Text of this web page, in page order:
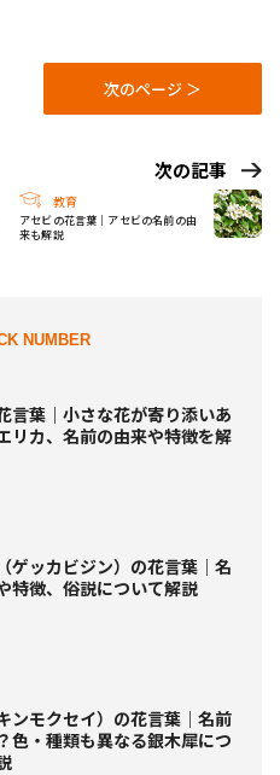
次のページ ＞
次の記事
教育
アセビの花言葉｜アセビの名前の由
来も解説
NUMBER
言葉｜小さな花が寄り添いあ
リカ、名前の由来や特徴を解
ゲッカビジン）の花言葉｜名
特徴、俗説について解説
ンモクセイ）の花言葉｜名前
色・種類も異なる銀木犀につ